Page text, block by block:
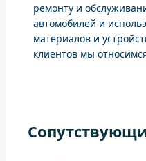
ремонту и
автомобилей и
материалов и
клиентов мы